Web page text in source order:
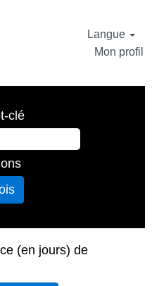
Langue
Mon profil
clé
(en jours) de